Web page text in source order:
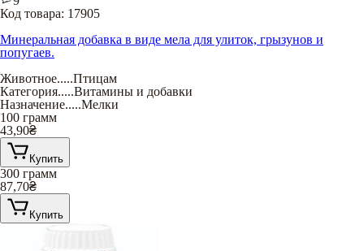
Код товара: 17905
Минеральная добавка в виде мела для улиток, грызунов и
попугаев.
Животное.....Птицам
Категория.....Витамины и добавки
Назначение.....Мелки
100 грамм
43,90₴
Купить
300 грамм
87,70₴
Купить